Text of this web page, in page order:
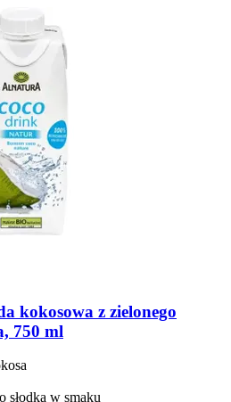
kokosowa z zielonego
750 ml
słodka w smaku